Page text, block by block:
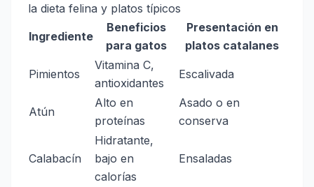
la dieta felina y platos típicos
Ingrediente
Beneficios
para gatos
Presentación en
platos catalanes
Pimientos
Vitamina C,
antioxidantes
Escalivada
Atún
Alto en
proteínas
Asado o en
conserva
Calabacín
Hidratante,
bajo en
calorías
Ensaladas